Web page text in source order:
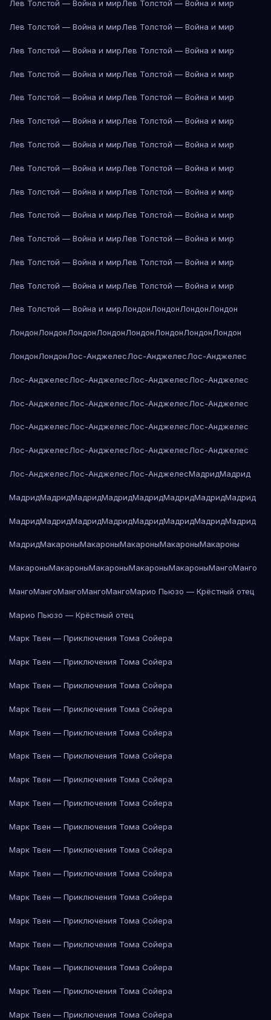
Лев Толстой — Война и мирЛев Толстой — Война и мир
Лев Толстой — Война и мирЛев Толстой — Война и мир
Лев Толстой — Война и мирЛев Толстой — Война и мир
Лев Толстой — Война и мирЛев Толстой — Война и мир
Лев Толстой — Война и мирЛев Толстой — Война и мир
Лев Толстой — Война и мирЛев Толстой — Война и мир
Лев Толстой — Война и мирЛев Толстой — Война и мир
Лев Толстой — Война и мирЛев Толстой — Война и мир
Лев Толстой — Война и мирЛев Толстой — Война и мир
Лев Толстой — Война и мирЛев Толстой — Война и мир
Лев Толстой — Война и мирЛев Толстой — Война и мир
Лев Толстой — Война и мирЛев Толстой — Война и мир
Лев Толстой — Война и мирЛев Толстой — Война и мир
Лев Толстой — Война и мирЛондонЛондонЛондонЛондон
ЛондонЛондонЛондонЛондонЛондонЛондонЛондонЛондон
ЛондонЛондонЛос-АнджелесЛос-АнджелесЛос-Анджелес
Лос-АнджелесЛос-АнджелесЛос-АнджелесЛос-Анджелес
Лос-АнджелесЛос-АнджелесЛос-АнджелесЛос-Анджелес
Лос-АнджелесЛос-АнджелесЛос-АнджелесЛос-Анджелес
Лос-АнджелесЛос-АнджелесЛос-АнджелесЛос-Анджелес
Лос-АнджелесЛос-АнджелесЛос-АнджелесМадридМадрид
МадридМадридМадридМадридМадридМадридМадридМадрид
МадридМадридМадридМадридМадридМадридМадридМадрид
МадридМакароныМакароныМакароныМакароныМакароны
МакароныМакароныМакароныМакароныМакароныМангоМанго
МангоМангоМангоМангоМангоМарио Пьюзо — Крёстный отец
Марио Пьюзо — Крёстный отец
Марк Твен — Приключения Тома Сойера
Марк Твен — Приключения Тома Сойера
Марк Твен — Приключения Тома Сойера
Марк Твен — Приключения Тома Сойера
Марк Твен — Приключения Тома Сойера
Марк Твен — Приключения Тома Сойера
Марк Твен — Приключения Тома Сойера
Марк Твен — Приключения Тома Сойера
Марк Твен — Приключения Тома Сойера
Марк Твен — Приключения Тома Сойера
Марк Твен — Приключения Тома Сойера
Марк Твен — Приключения Тома Сойера
Марк Твен — Приключения Тома Сойера
Марк Твен — Приключения Тома Сойера
Марк Твен — Приключения Тома Сойера
Марк Твен — Приключения Тома Сойера
Марк Твен — Приключения Тома Сойера